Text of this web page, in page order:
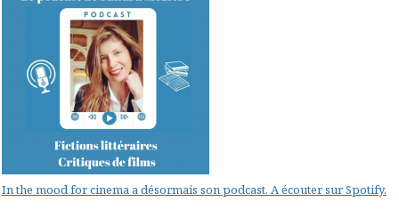
In the mood for cinema a désormais son podcast. A écouter sur Spotify.